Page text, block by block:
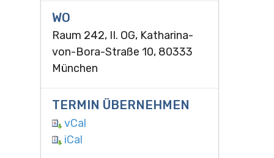
WO
Raum 242, II. OG, Katharina-
von-Bora-Straße 10, 80333
München
TERMIN ÜBERNEHMEN
vCal
iCal